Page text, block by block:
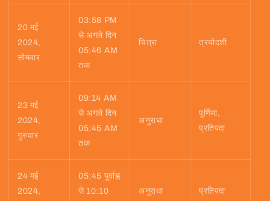
20 मई
2024,
सोमवार
03:58 PM
से अगले दिन
05:46 AM
तक
चित्रा त्रयोदशी
23 मई
2024,
गुरुवार
09:14 AM
से अगले दिन
05:45 AM
तक
अनुराधा
पूर्णिमा,
प्रतिपदा
24 मई
2024,
05:45 पूर्वाह्न
से 10:10
अनुराधा प्रतिपदा